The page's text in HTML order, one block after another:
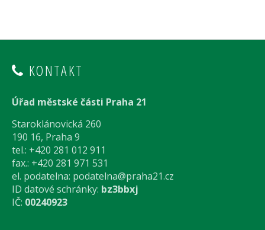
KONTAKT
Úřad městské části Praha 21
Staroklánovická 260
190 16, Praha 9
tel.: +420 281 012 911
fax.: +420 281 971 531
el. podatelna: podatelna@praha21.cz
ID datové schránky: bz3bbxj
IČ: 00240923